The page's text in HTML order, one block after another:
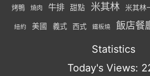
烤鴨 燒肉 牛排 甜點 米其林 米其林
紐約 美國 義式 西式 鐵板燒 飯店餐
Statistics
Today's Views: